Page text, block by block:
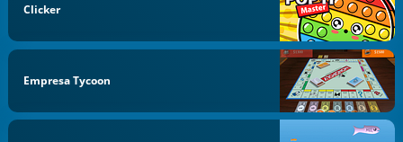
Clicker
Empresa Tycoon